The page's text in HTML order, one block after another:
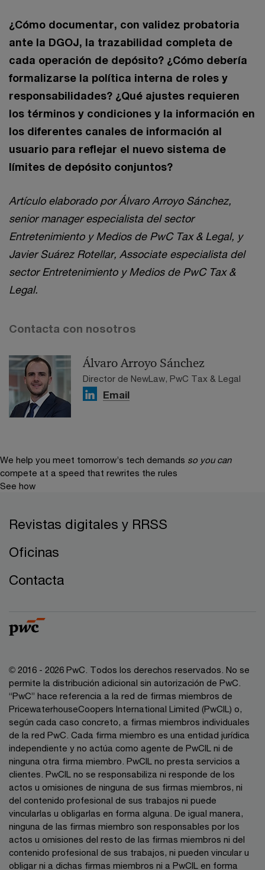
¿Cómo documentar, con validez probatoria
ante la DGOJ, la trazabilidad completa de
cada operación de depósito? ¿Cómo debería
formalizarse la política interna de roles y
responsabilidades? ¿Qué ajustes requieren
los términos y condiciones y la información en
los diferentes canales de información al
usuario para reflejar el nuevo sistema de
límites de depósito conjuntos?
Artículo elaborado por Álvaro Arroyo Sánchez,
senior manager especialista del sector
Entretenimiento y Medios de PwC Tax & Legal, y
Javier Suárez Rotellar, Associate especialista del
sector Entretenimiento y Medios de PwC Tax &
Legal.
Contacta con nosotros
Álvaro Arroyo Sánchez
Director de NewLaw, PwC Tax & Legal
Email
We help you meet tomorrow’s tech demands so you can
compete at a speed that rewrites the rules
See how
Revistas digitales y RRSS
Oficinas
Contacta
© 2016 - 2026 PwC. Todos los derechos reservados. No se
permite la distribución adicional sin autorización de PwC.
“PwC” hace referencia a la red de firmas miembros de
PricewaterhouseCoopers International Limited (PwCIL) o,
según cada caso concreto, a firmas miembros individuales
de la red PwC. Cada firma miembro es una entidad jurídica
independiente y no actúa como agente de PwCIL ni de
ninguna otra firma miembro. PwCIL no presta servicios a
clientes. PwCIL no se responsabiliza ni responde de los
actos u omisiones de ninguna de sus firmas miembros, ni
del contenido profesional de sus trabajos ni puede
vincularlas u obligarlas en forma alguna. De igual manera,
ninguna de las firmas miembro son responsables por los
actos u omisiones del resto de las firmas miembros ni del
contenido profesional de sus trabajos, ni pueden vincular u
obligar ni a dichas firmas miembros ni a PwCIL en forma